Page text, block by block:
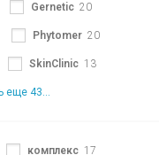
Gernetic 20
Phytomer 20
SkinClinic 13
еще 43...
комплекс 17